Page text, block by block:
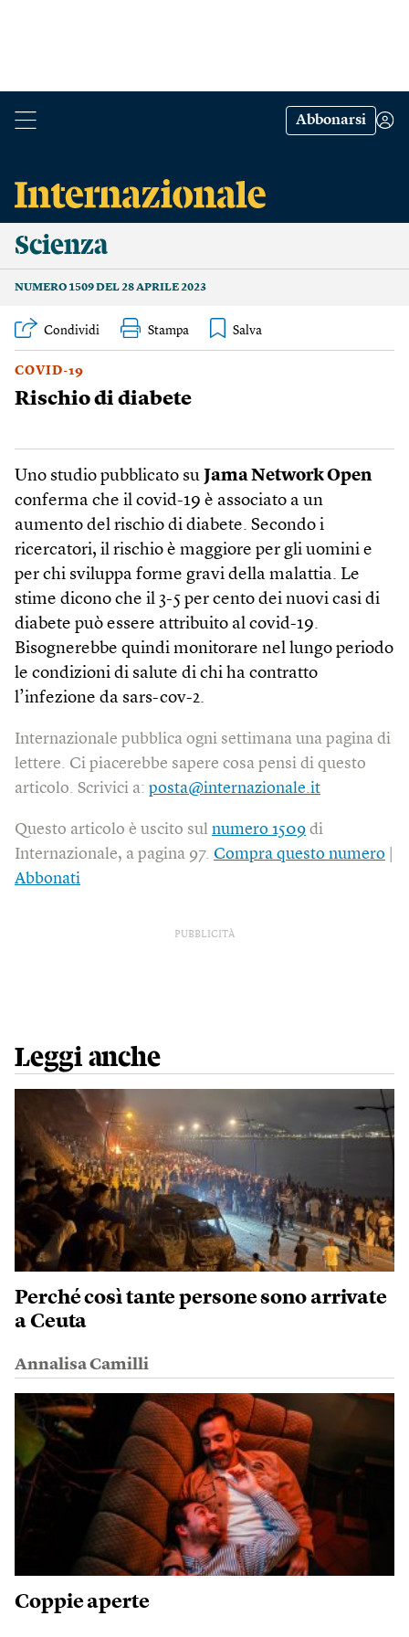
Abbonarsi
Scienza
NUMERO 1509 DEL 28 APRILE 2023
Condividi Stampa
COVID-19
Rischio di diabete
Uno studio pubblicato su Jama Network Open
conferma che il covid-19 è associato a un
aumento del rischio di diabete. Secondo i
ricercatori, il rischio è maggiore per gli uomini e
per chi sviluppa forme gravi della malattia. Le
stime dicono che il 3-5 per cento dei nuovi casi di
diabete può essere attribuito al covid-19.
Bisognerebbe quindi monitorare nel lungo periodo
le condizioni di salute di chi ha contratto
l’infezione da sars-cov-2.
Internazionale pubblica ogni settimana una pagina di
lettere. Ci piacerebbe sapere cosa pensi di questo
articolo. Scrivici a: posta@internazionale.it
Questo articolo è uscito sul numero 1509 di
Internazionale, a pagina 97. Compra questo numero
Abbonati
PUBBLICITÀ
Leggi anche
Perché così tante persone sono arrivate
a Ceuta
Annalisa Camilli
Coppie aperte